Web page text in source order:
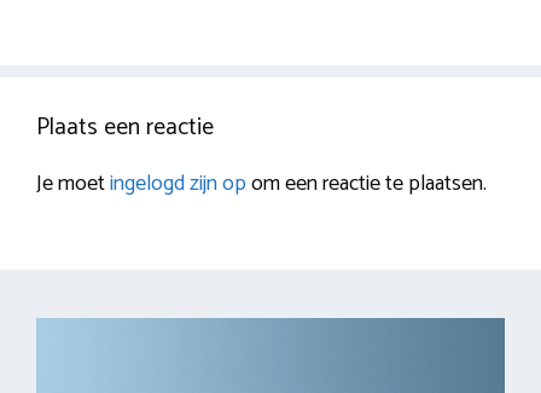
Plaats een reactie
Je moetingelogd zijn opom een reactie te plaatsen.